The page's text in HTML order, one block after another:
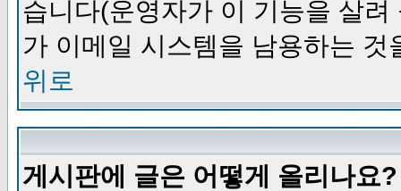
습니다(운영자가 이 기능을 살
가 이메일 시스템을 남용하는 것
위로
게시판에 글은 어떻게 올리나요?